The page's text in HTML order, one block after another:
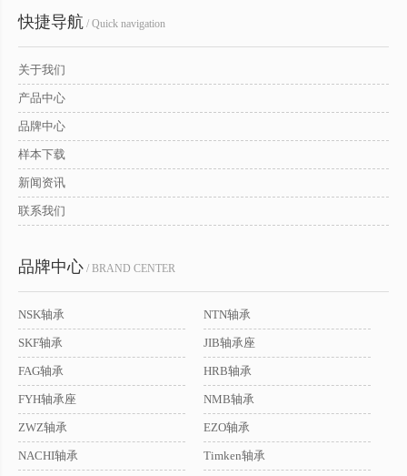
快捷导航 / Quick navigation
关于我们
产品中心
品牌中心
样本下载
新闻资讯
联系我们
品牌中心 / BRAND CENTER
NSK轴承 NTN轴承
SKF轴承 JIB轴承座
FAG轴承 HRB轴承
FYH轴承座 NMB轴承
ZWZ轴承 EZO轴承
NACHI轴承 Timken轴承